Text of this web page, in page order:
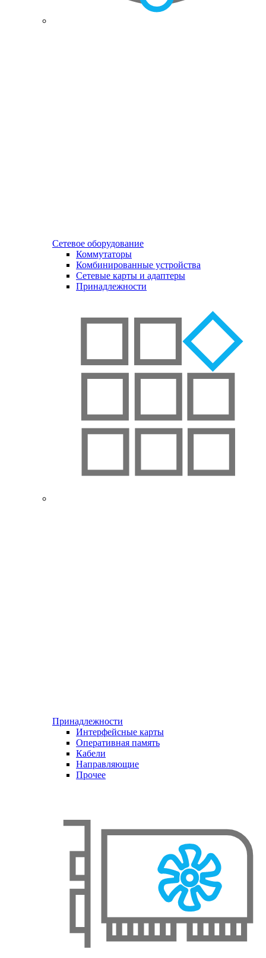
Сетевое оборудование
Коммутаторы
Комбинированные устройства
Сетевые карты и адаптеры
Принадлежности
Принадлежности
Интерфейсные карты
Оперативная память
Кабели
Направляющие
Прочее